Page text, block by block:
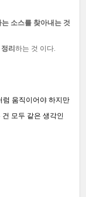
소스를 찾아내는 것
리하는 것 이다.
럼 움직이어야 하지만
건 모두 같은 생각인